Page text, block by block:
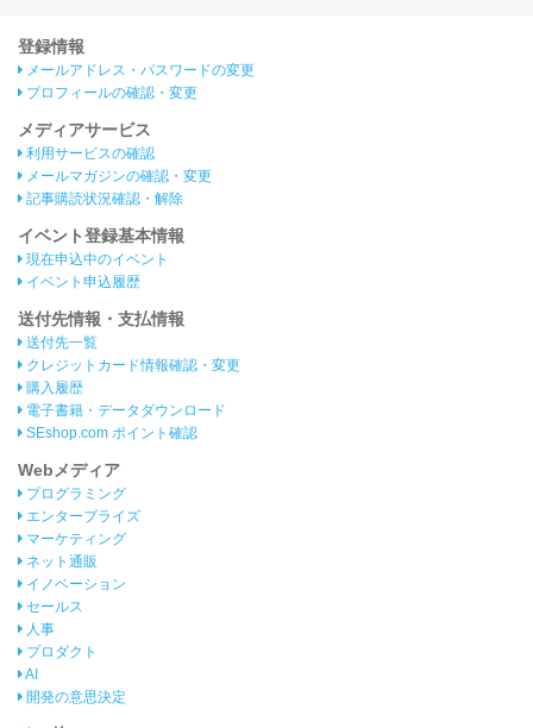
登録情報
メールアドレス・パスワードの変更
プロフィールの確認・変更
メディアサービス
利用サービスの確認
メールマガジンの確認・変更
記事購読状況確認・解除
イベント登録基本情報
現在申込中のイベント
イベント申込履歴
送付先情報・支払情報
送付先一覧
クレジットカード情報確認・変更
購入履歴
電子書籍・データダウンロード
SEshop.com ポイント確認
Webメディア
プログラミング
エンタープライズ
マーケティング
ネット通販
イノベーション
セールス
人事
プロダクト
AI
開発の意思決定